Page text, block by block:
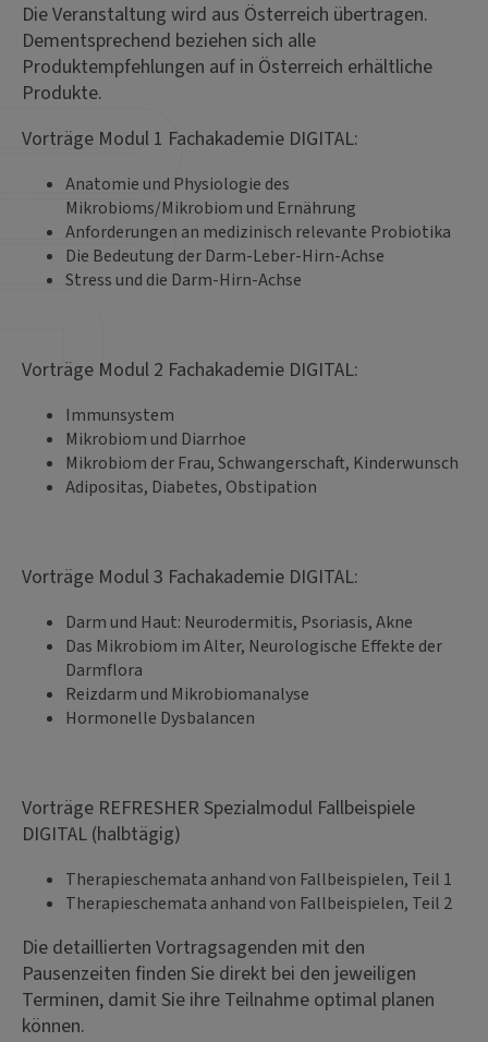
Die Veranstaltung wird aus Österreich übertragen.
Dementsprechend beziehen sich alle
Produktempfehlungen auf in Österreich erhältliche
Produkte.
Vorträge Modul 1 Fachakademie DIGITAL:
Anatomie und Physiologie des
Mikrobioms/Mikrobiom und Ernährung
Anforderungen an medizinisch relevante Probiotika
Die Bedeutung der Darm-Leber-Hirn-Achse
Stress und die Darm-Hirn-Achse
Vorträge Modul 2 Fachakademie DIGITAL:
Immunsystem
Mikrobiom und Diarrhoe
Mikrobiom der Frau, Schwangerschaft, Kinderwunsch
Adipositas, Diabetes, Obstipation
Vorträge Modul 3 Fachakademie DIGITAL:
Darm und Haut: Neurodermitis, Psoriasis, Akne
Das Mikrobiom im Alter, Neurologische Effekte der
Darmflora
Reizdarm und Mikrobiomanalyse
Hormonelle Dysbalancen
Vorträge REFRESHER Spezialmodul Fallbeispiele
DIGITAL (halbtägig)
Therapieschemata anhand von Fallbeispielen, Teil 1
Therapieschemata anhand von Fallbeispielen, Teil 2
Die detaillierten Vortragsagenden mit den
Pausenzeiten finden Sie direkt bei den jeweiligen
Terminen, damit Sie ihre Teilnahme optimal planen
können.